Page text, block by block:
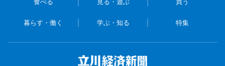
暮らす・働く 学ぶ・知る 特集